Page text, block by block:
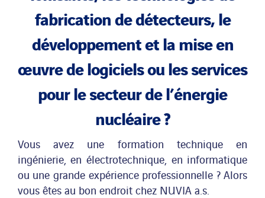
Rechercher:
fabrication de détecteurs, le
développement et la mise en
œuvre de logiciels ou les services
pour le secteur de l’énergie
nucléaire ?
Vous avez une formation technique en
ingénierie, en électrotechnique, en informatique
ou une grande expérience professionnelle ?Alors
vous êtes au bon endroit chez NUVIA a.s.